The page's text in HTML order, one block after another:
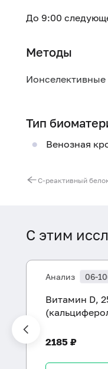
До 9:00
Методы
Тип
Венозная
С этим
Анализ 06-
Витамин D,
2185 ₽